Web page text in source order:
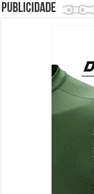
Publicidade